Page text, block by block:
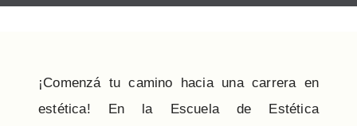
¡Comenzá tu camino hacia una carrera en
estética! En la Escuela de Estética